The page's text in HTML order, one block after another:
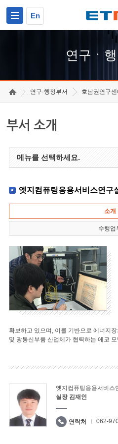
En
연구ㆍ
연구·행정부서 호남권연구센
부서 소개
메뉴를 선택하세요.
엣지컴퓨팅응용서비스연구
소개
수행업
확보하고 있으며, 이를 기반으로 에너지
및 광통신부품 산업체가 협력하는 에코
엣지컴퓨팅응용서비스
실장 김재인
연락처 062-